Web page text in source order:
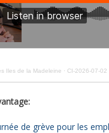
Iles de la Madeleine · CI-2026-07-02 La position de la
de grève pour les